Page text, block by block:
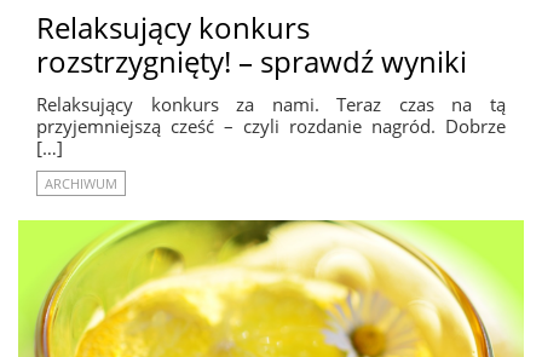
Relaksujący konkurs
rozstrzygnięty! – sprawdź wyniki
Relaksujący konkurs za nami. Teraz czas na tą
przyjemniejszą cześć – czyli rozdanie nagród. Dobrze
[…]
ARCHIWUM